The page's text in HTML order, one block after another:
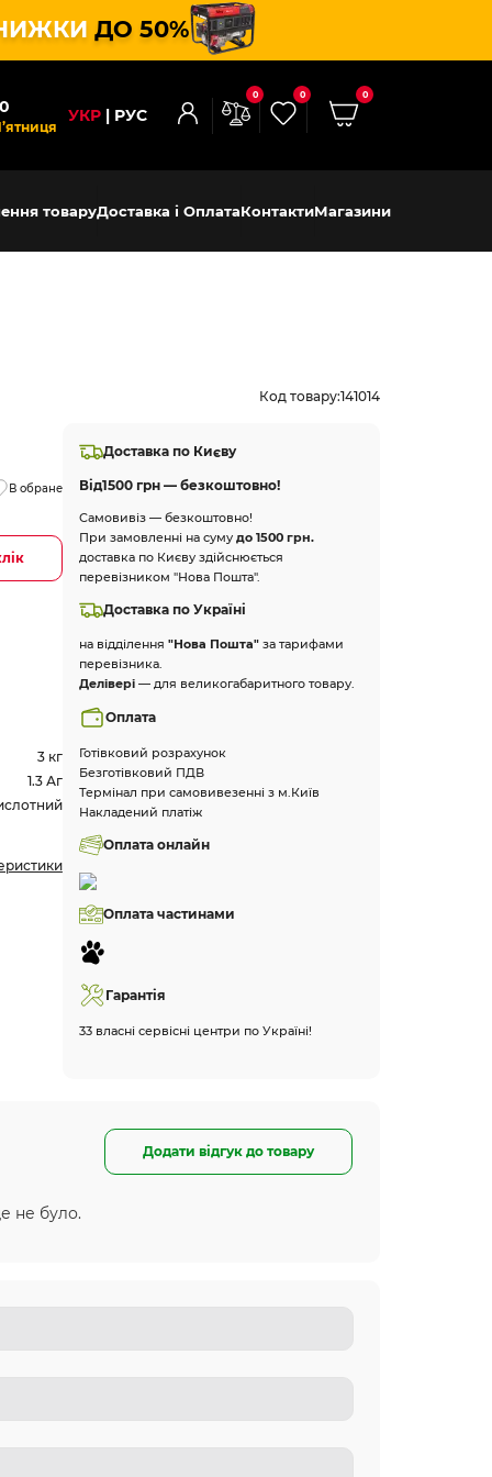
ДО 50%
УКР РУС
0 0 0
товаруДоставка і ОплатаКонтактиМагазини
Код товару:141014
В обране
3 кг
1.3 Аг
Доставка по Києву
Від1500 грн — безкоштовно!
Самовивіз — безкоштовно!
При замовленні на суму до 1500 грн.
доставка по Києву здійснюється
перевізником "Нова Пошта".
Доставка по Україні
на відділення "Нова Пошта" за тарифами
перевізника.
Делівері— для великогабаритного товару.
Оплата
Готівковий розрахунок
Безготівковий ПДВ
Термінал при самовивезенні з м.Київ
Накладений платіж
Оплата онлайн
Оплата частинами
Гарантія
33 власні сервісні центри по Україні!
Додати відгук до товару
не було.